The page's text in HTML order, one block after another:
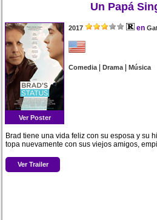
Un Papá
Ver Poster
2017 en
Comedia|Drama|Música
Brad tiene una vida feliz con su esposa y su
topa nuevamente con sus viejos amigos,
Ver Trailer